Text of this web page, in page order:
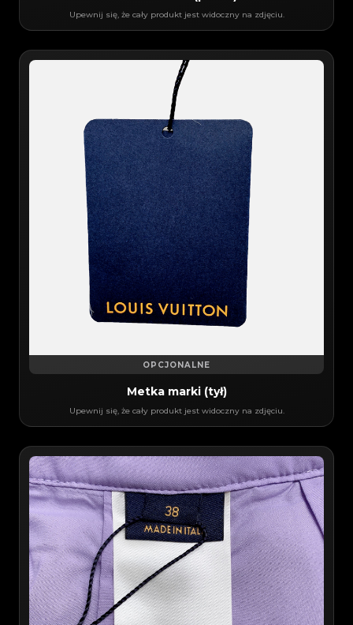
Upewnij się, że cały produkt jest widoczny na zdjęciu.
OPCJONALNE
Metka marki (tył)
Upewnij się, że cały produkt jest widoczny na zdjęciu.